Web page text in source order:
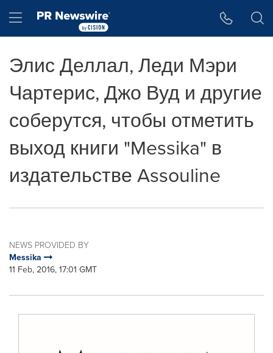
Hamburger menu
Элис Деллал, Леди Мэри
Чартерис, Джо Вуд и другие
соберутся, чтобы отметить
выход книги "Messika" в
издательстве Assouline
NEWS PROVIDED BY
Messika
11 Feb, 2016, 17:01 GMT